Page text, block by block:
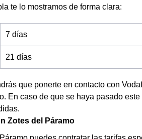
te lo mostramos de forma clara:
7 días
21 días
que ponerte en contacto con
En caso de que se haya pasado
Zotes del Páramo